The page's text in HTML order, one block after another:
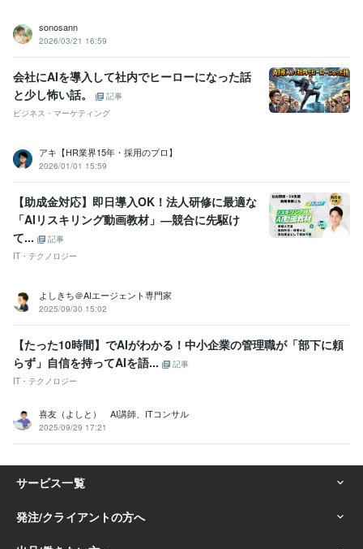
sonosann
2026/03/21 16:59
会社にAIを導入して社内でヒーローになった話
と少し怖い話。
記事
ビジネス・マーケティング
アキ【HR業界15年・採用のプロ】
2026/01/01 15:59
【助成金対応】即日導入OK！法人研修に最適な
「AIリスキリング動画教材」―競合に先駆け
て...
記事
IT・テクノロジー
よしきち＠AIエージェント専門家
2025/09/30 15:02
【たった10時間】でAIがわかる！中小企業の管理職が「部下に頼
らず」自信を持ってAIを語...
記事
IT・テクノロジー
喜友（よしと） AI講師、ITコンサル
2025/09/29 17:21